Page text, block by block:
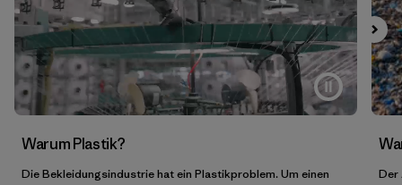
Warum Plastik?
Die Bekleidungsindustrie hat ein Plastikproblem. Um einen
Der